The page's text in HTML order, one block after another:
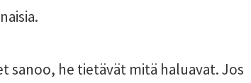
sanoo, he tietävät mitä haluavat. Jos